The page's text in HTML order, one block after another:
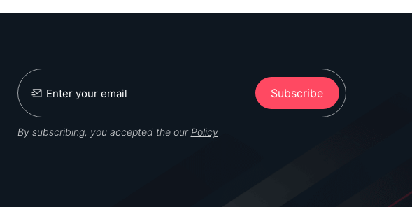
Subscribe
By subscribing, you accepted the our Policy